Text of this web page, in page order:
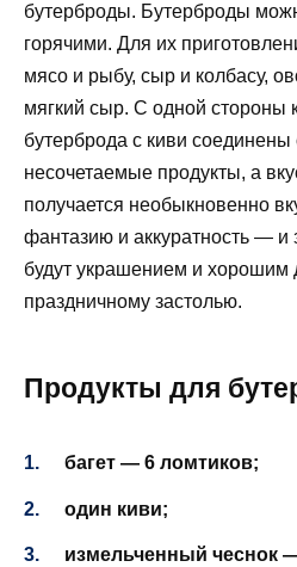
бутерброды. Бутерброды
горячими. Для их
мясо и рыбу, сыр и колбасу,
мягкий сыр. С одной стороны
бутерброда с киви
несочетаемые продукты, а
получается необыкновенно
фантазию и аккуратность — и
будут украшением и хорошим
праздничному застолью.
Продукты для
багет — 6 ломтиков;
один киви;
измельченный чеснок